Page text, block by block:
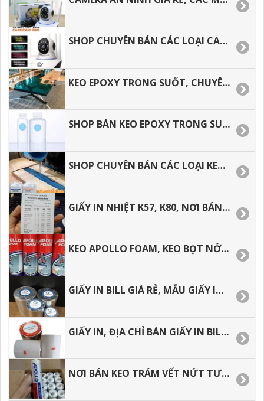
SHOP CHUYÊN BÁN CÁC LOẠI CAMERA AN NINH GIÁ RẺ.
KEO EPOXY TRONG SUỐT, CHUYÊN BÁN KEO ĐỔ MẶT BÀN.
SHOP BÁN KEO EPOXY TRONG SUỐT ĐỔ MẶT BÀN TẠI TP.HCM
SHOP CHUYÊN BÁN CÁC LOẠI KEO EPOXY TRONG SUỐT.
GIẤY IN NHIỆT K57, K80, NƠI BÁN GIÁ RẺ TẠI TP.HCM.
KEO APOLLO FOAM, KEO BỌT NỞ TRƯƠNG.
GIẤY IN BILL GIÁ RẺ, MẪU GIẤY IN CẢM NHIỆT THÔNG DỤNG.
GIẤY IN, ĐỊA CHỈ BÁN GIẤY IN BILL, IN NHIỆT K57, K80 GIÁ RẺ.
NƠI BÁN KEO TRÁM VẾT NỨT TƯỜNG, NGOÀI TRỜI APOLLO SILICONE A300.